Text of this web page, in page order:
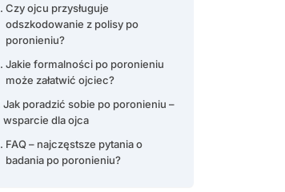
Czy ojcu przysługuje
odszkodowanie z polisy po
poronieniu?
Jakie formalności po poronieniu
może załatwić ojciec?
Jak poradzić sobie po poronieniu –
wsparcie dla ojca
FAQ – najczęstsze pytania o
badania po poronieniu?